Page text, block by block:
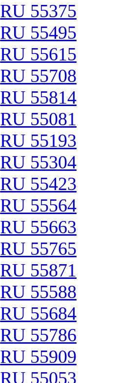
RU 55375
RU 55495
RU 55615
RU 55708
RU 55814
RU 55081
RU 55193
RU 55304
RU 55423
RU 55564
RU 55663
RU 55765
RU 55871
RU 55588
RU 55684
RU 55786
RU 55909
RU 55053